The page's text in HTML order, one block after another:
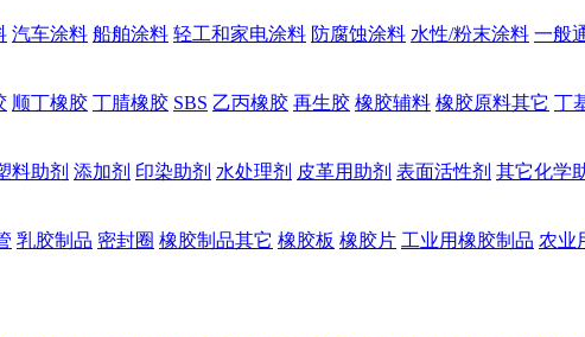
汽车涂料 船舶涂料 轻工和家电涂料 防腐蚀涂料 水性/粉末涂料 一般
顺丁橡胶 丁腈橡胶 SBS 乙丙橡胶 再生胶 橡胶辅料 橡胶原料其它 丁
料助剂 添加剂 印染助剂 水处理剂 皮革用助剂 表面活性剂 其它化学
乳胶制品 密封圈 橡胶制品其它 橡胶板 橡胶片 工业用橡胶制品 农业